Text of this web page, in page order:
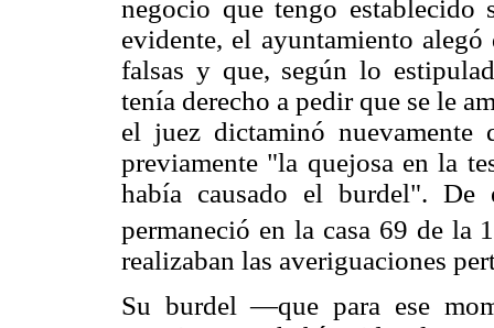
negocio que tengo
evidente, el ayuntamiento alegó
falsas y que, según lo
tenía derecho a pedir que se le
el juez dictaminó nuevamente
previamente "la quejosa en la
había causado el burdel".
permaneció en la casa 69 de la
realizaban las averiguaciones
Su burdel —que para ese